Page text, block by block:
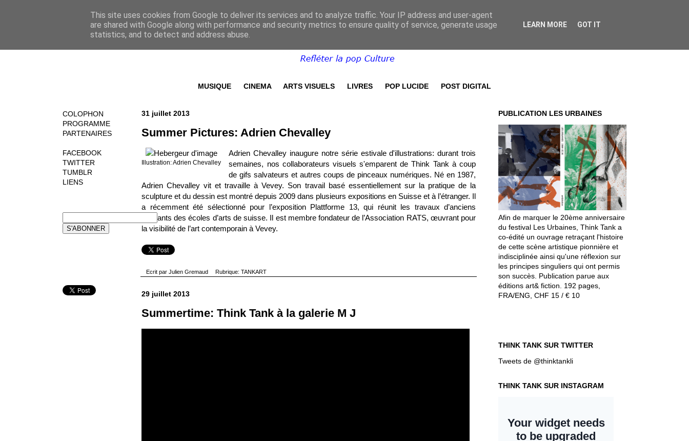
MUSIQUE CINEMA ARTS VISUELS LIVRES POP LUCIDE POST DIGITAL
31 juillet 2013
Summer Pictures: Adrien Chevalley
Illustration: Adrien Chevalley
Adrien Chevalley inaugure notre série estivale d'illustrations: durant trois
semaines, nos collaborateurs visuels s'emparent de Think Tank à coup
de gifs salvateurs et autres coups de pinceaux numériques. Né en 1987,
Adrien Chevalley vit et travaille à Vevey. Son travail basé essentiellement sur la pratique de la
sculpture et du dessin est montré depuis 2009 dans plusieurs expositions en Suisse et à l’étranger. Il
a récemment été sélectionné pour l’exposition Plattforme 13, qui réunit les travaux d’anciens
étudiants des écoles d’arts de suisse. Il est membre fondateur de l’Association RATS, œuvrant pour
la visibilité de l’art contemporain à Vevey.
Ecrit parJulien Gremaud Rubrique:TANKART
29 juillet 2013
Summertime: Think Tank à la galerie M J
COLOPHON
PROGRAMME
PARTENAIRES
FACEBOOK
TWITTER
TUMBLR
LIENS
PUBLICATION LES URBAINES
Afin de marquer le 20ème anniversaire
du festival Les Urbaines, Think Tank a
co-édité un ouvrage retraçant l'histoire
de cette scène artistique pionnière et
indisciplinée ainsi qu'une réflexion sur
les principes singuliers qui ont permis
son succès. Publication parue aux
éditions art& fiction. 192 pages,
FRA/ENG, CHF 15 / € 10
THINK TANK SUR TWITTER
Tweets de @thinktankli
THINK TANK SUR INSTAGRAM
This site uses cookies from Google to deliver its services and to analyze traffic. Your IP address and user-agent
are shared with Google along with performance and security metrics to ensure quality of service, generate usage
statistics, and to detect and address abuse.
LEARN MORE GOT IT